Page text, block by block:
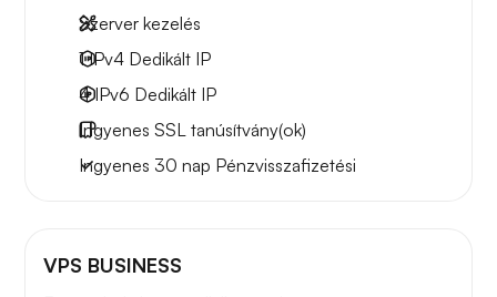
Szerver kezelés
1 IPv4 Dedikált IP
4 IPv6 Dedikált IP
Ingyenes SSL tanúsítvány(ok)
Ingyenes 30 nap Pénzvisszafizetési
VPS BUSINESS